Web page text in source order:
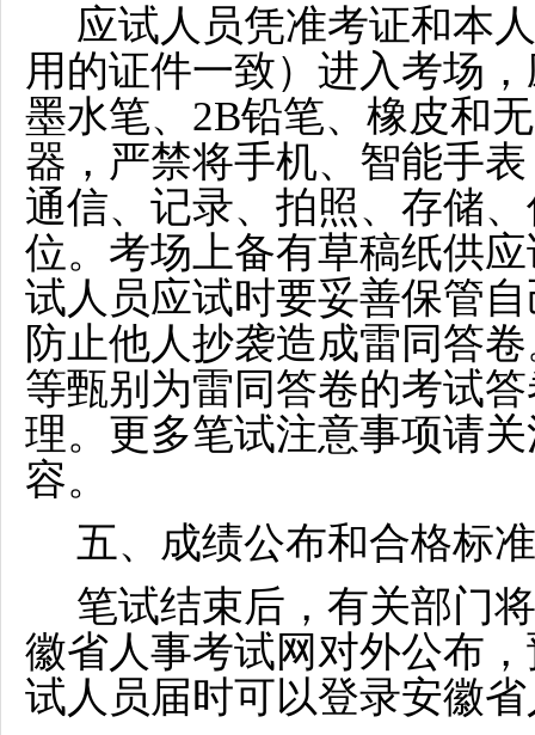
应试人员凭准考证和本
用的证件一致）进入考场
墨水笔、2B铅笔、橡皮和
器，严禁将手机、智能手
通信、记录、拍照、存储
位。考场上备有草稿纸供
试人员应试时要妥善保管
防止他人抄袭造成雷同答
等甄别为雷同答卷的考试
理。更多笔试注意事项请
容。
五、成绩公布和合格标
笔试结束后，有关部门
徽省人事考试网对外公布
试人员 届时可以登录安徽